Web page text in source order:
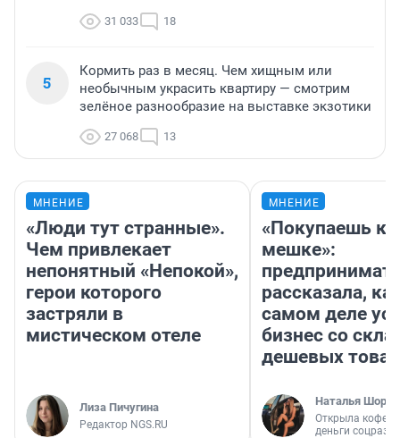
31 033 18
5
Кормить раз в месяц. Чем хищным или
необычным украсить квартиру — смотрим
зелёное разнообразие на выставке экзотики
27 068 13
МНЕНИЕ
«Люди тут странные».
Чем привлекает
непонятный «Непокой»,
герои которого
застряли в
мистическом отеле
Лиза Пичугина
Редактор NGS.RU
МНЕНИЕ
«Покупаешь
мешке»:
рассказала,
самом деле
бизнес со
дешевых
Наталья
Открыла
деньги